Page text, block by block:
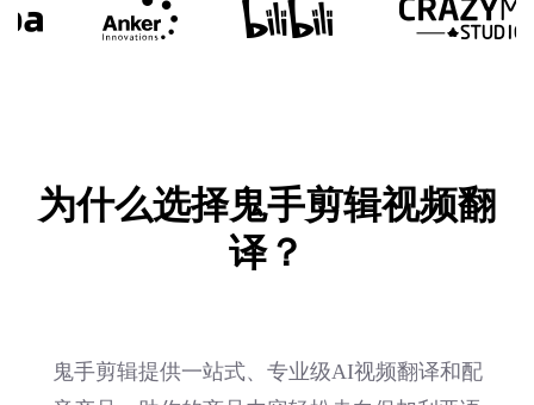
为什么选择鬼手剪辑视频翻
译？
鬼手剪辑提供一站式、专业级AI视频翻译和配